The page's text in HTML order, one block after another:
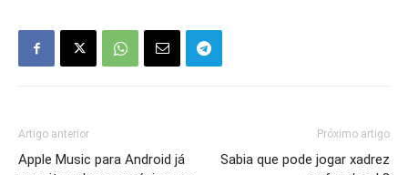
Artigo anterior
Apple Music para Android já
Próximo artigo
Sabia que pode jogar xadrez